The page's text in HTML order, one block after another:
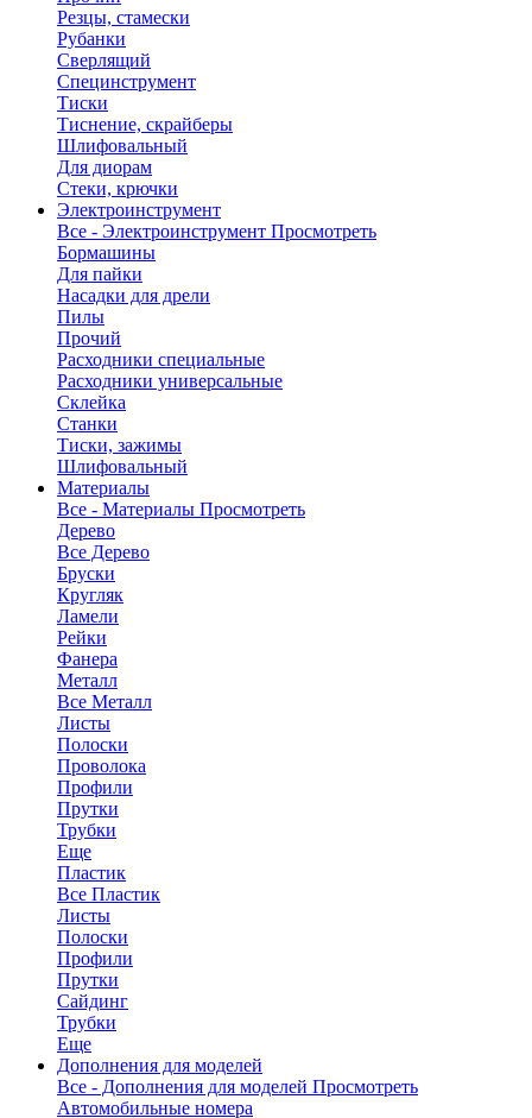
Резцы, стамески
Рубанки
Сверлящий
Специнструмент
Тиски
Тиснение, скрайберы
Шлифовальный
Для диорам
Стеки, крючки
Электроинструмент
Все - Электроинструмент Просмотреть
Бормашины
Для пайки
Насадки для дрели
Пилы
Прочий
Расходники специальные
Расходники универсальные
Склейка
Станки
Тиски, зажимы
Шлифовальный
Материалы
Все - Материалы Просмотреть
Дерево
Все Дерево
Бруски
Кругляк
Ламели
Рейки
Фанера
Металл
Все Металл
Листы
Полоски
Проволока
Профили
Прутки
Трубки
Еще
Пластик
Все Пластик
Листы
Полоски
Профили
Прутки
Сайдинг
Трубки
Еще
Дополнения для моделей
Все - Дополнения для моделей Просмотреть
Автомобильные номера